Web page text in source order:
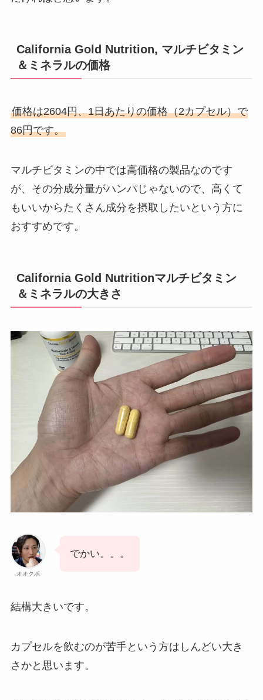
California Gold Nutrition, マルチビタミン
＆ミネラルの価格
価格は2604円、1日あたりの価格（2カプセル）で
86円です。
マルチビタミンの中では高価格の製品なのです
が、その分成分量がハンパじゃないので、高くて
もいいからたくさん成分を摂取したいという方に
おすすめです。
California Gold Nutritionマルチビタミン
＆ミネラルの大きさ
オオクボ
でかい。。。
結構大きいです。
カプセルを飲むのが苦手という方はしんどい大き
さかと思います。